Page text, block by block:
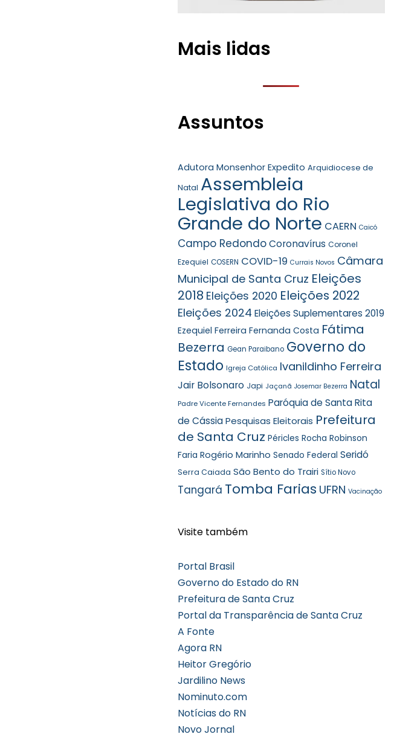
Mais lidas
Assuntos
Adutora Monsenhor Expedito Arquidiocese de
Natal Assembleia
Legislativa do Rio
Grande do Norte CAERN Caicó
Campo Redondo Coronavírus Coronel
Ezequiel COSERN COVID-19 Currais Novos Câmara
Municipal de Santa Cruz Eleições
2018 Eleições 2020 Eleições 2022
Eleições 2024 Eleições Suplementares 2019
Ezequiel Ferreira Fernanda Costa Fátima
Bezerra Gean Paraibano Governo do
Estado Igreja Católica Ivanildinho Ferreira
Jair Bolsonaro Japi Jaçanã Josemar Bezerra Natal
Padre Vicente Fernandes Paróquia de Santa Rita
de Cássia Pesquisas Eleitorais Prefeitura
de Santa Cruz Péricles Rocha Robinson
Faria Rogério Marinho Senado Federal Seridó
Serra Caiada São Bento do Trairi Sítio Novo
Tangará Tomba Farias UFRN Vacinação
Visite também
Portal Brasil
Governo do Estado do RN
Prefeitura de Santa Cruz
Portal da Transparência de Santa Cruz
A Fonte
Agora RN
Heitor Gregório
Jardilino News
Nominuto.com
Notícias do RN
Novo Jornal